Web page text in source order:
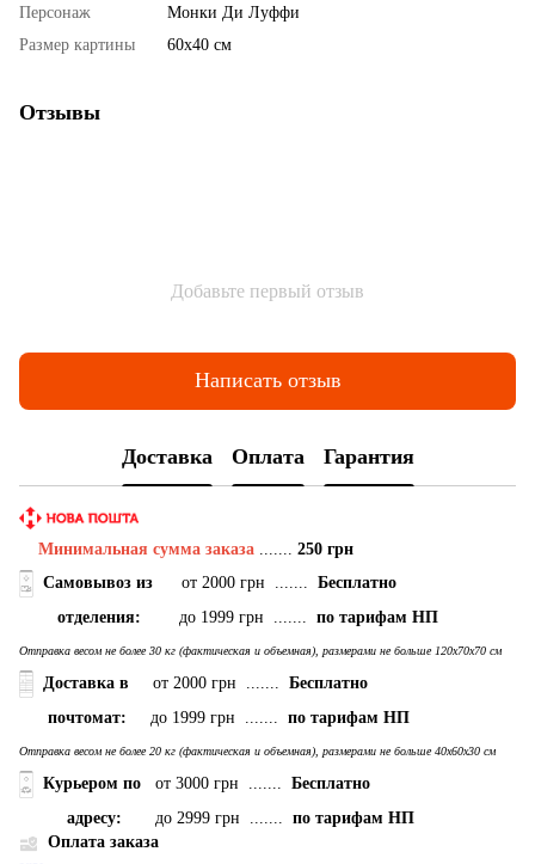
Персонаж
Монки Ди Луффи
Размер картины
60х40 см
Отзывы
Добавьте первый отзыв
Написать отзыв
Доставка Оплата Гарантия
Минимальная сумма заказа ....... 250 грн
Самовывоз из от 2000 грн ....... Бесплатно
отделения: до 1999 грн ....... по тарифам НП
Отправка весом не более 30 кг (фактическая и объемная), размерами не больше 120х70х70 см
Доставка в от 2000 грн ....... Бесплатно
почтомат: до 1999 грн ....... по тарифам НП
Отправка весом не более 20 кг (фактическая и объемная), размерами не больше 40х60х30 см
Курьером по от 3000 грн ....... Бесплатно
адресу: до 2999 грн ....... по тарифам НП
Оплата заказа